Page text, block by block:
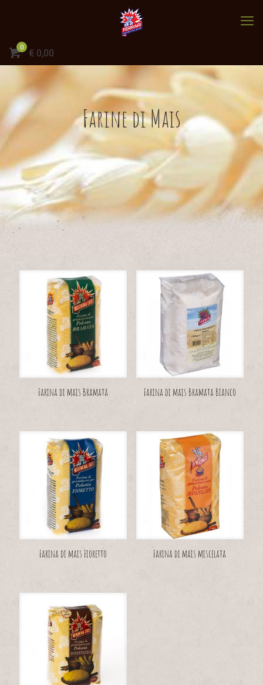
0 € 0,00
Farine di Mais
Farina di mais Bramata Farina di mais Bramata Bianco
Farina di mais Fioretto Farina di mais miscelata